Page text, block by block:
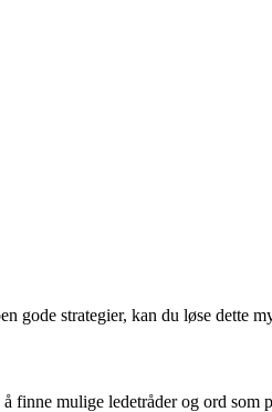
strategier, kan du løse dette
finne mulige ledetråder og ord som